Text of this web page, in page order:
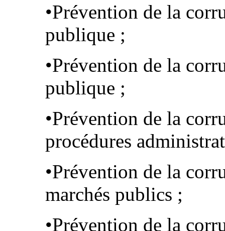
•Prévention de la
publique ;
•Prévention de la
publique ;
•Prévention de la
procédures
•Prévention de la
marchés publics ;
•Prévention de la